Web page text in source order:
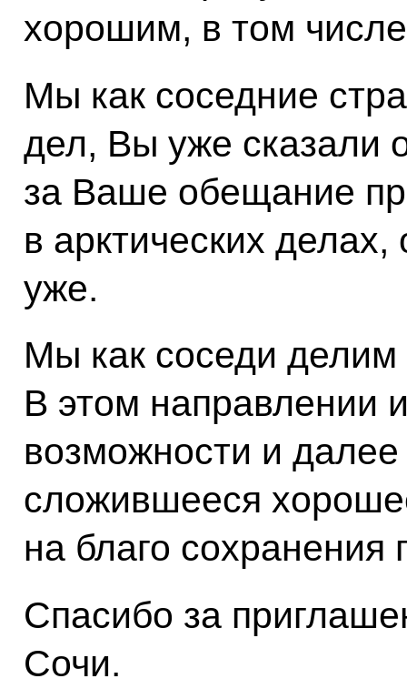
хорошим, в том
Мы как соседние
дел, Вы уже сказали
за Ваше обещание
в арктических
уже.
Мы как соседи
В этом направлении
возможности и
сложившееся
на благо сохранения
Спасибо за
Сочи.